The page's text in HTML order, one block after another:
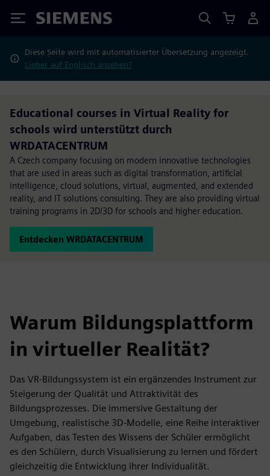
Siemens
Diese Seite wird mit automatisierter Übersetzung angezeigt.
Lieber auf Englisch ansehen?
Educational courses in Virtual Reality for
schools wird unterstützt durch
WRDATACENTRUM
A Czech company focusing on modern innovative technologies
that are used in areas such as digital transformation, artificial
intelligence, cloud solutions, virtual, augmented, and extended
reality, and IT solutions consulting. They are also providing virtual
training programs in 2D/3D for schools and higher education.
Entdecken WRDATACENTRUM
Warum Bildungsplattform
in virtueller Realität?
Das VR-Bildungssystem ist ein ergänzendes Instrument zur
Steigerung der Qualität und Attraktivität des
Bildungsprozesses. Die immersive Gestaltung der
Umgebung, realistische 3D-Modelle, eine Reihe interaktiver
Aufgaben, das Testen des Wissens der Schüler ermöglicht
es den Schülern, durch Visualisierung zu lernen und fördert
gleichzeitig die Entwicklung ihrer Individualität.